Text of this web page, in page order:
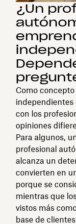
¿Un
Como
independientes
con los
opiniones
Para algunos,
profesional
alcanza un
convierten en
porque se
mientras que
vistos más
base de